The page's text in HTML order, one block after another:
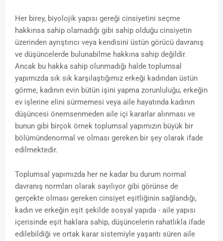
Her birey, biyolojik yapısı gereği cinsiyetini seçme
hakkınsa sahip olamadığı gibi sahip olduğu cinsiyetin
üzerinden ayrıştırıcı veya kendisini üstün görücü davranış
ve düşüncelerde bulunabilme hakkına sahip değildir.
Ancak bu hakka sahip olunmadığı halde toplumsal
yapımızda sık sık karşılaştığımız erkeği kadından üstün
görme, kadının evin bütün işini yapma zorunluluğu, erkeğin
ev işlerine elini sürmemesi veya aile hayatında kadının
düşüncesi önemsenmeden aile içi kararlar alınması ve
bunun gibi birçok örnek toplumsal yapımızın büyük bir
bölümündenormal ve olması gereken bir şey olarak ifade
edilmektedir.
Toplumsal yapımızda her ne kadar bu durum normal
davranış normları olarak sayılıyor gibi görünse de
gerçekte olması gereken cinsiyet eşitliğinin sağlandığı,
kadın ve erkeğin eşit şekilde sosyal yapıda - aile yapısı
içerisinde eşit haklara sahip, düşüncelerin rahatlıkla ifade
edilebildiği ve ortak karar sistemiyle yaşantı süren aile